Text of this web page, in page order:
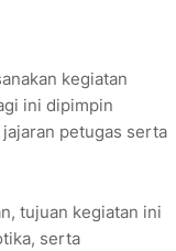
kegiatan
ini dipimpin
petugas serta
tujuan kegiatan ini
serta